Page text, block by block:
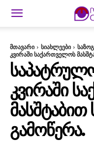
მთავარი სიახლეები
კვირაში საქართველოს
ᲙᲕᲘᲠᲐᲨᲘ
ᲒᲐᲛᲝᲬᲔᲠᲐ.